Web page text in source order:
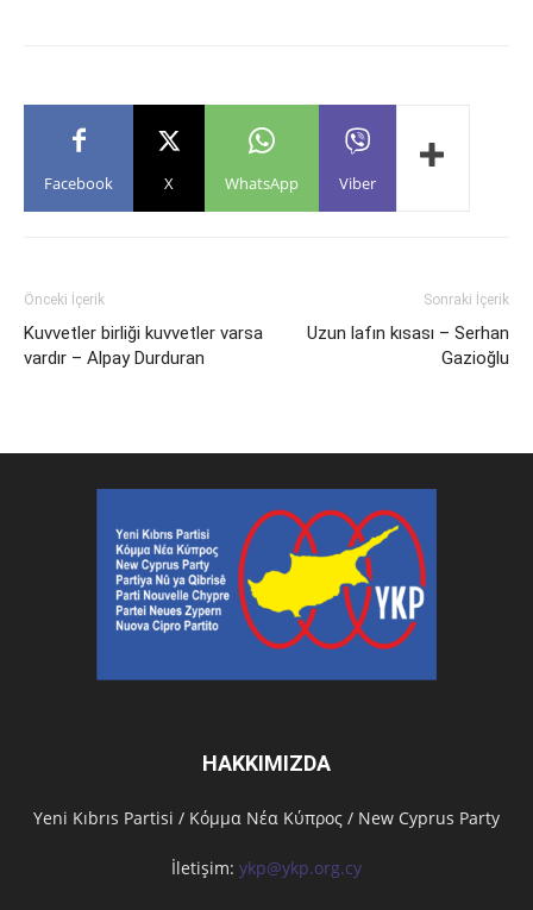
Facebook X WhatsApp Viber
Önceki İçerik
Kuvvetler birliği kuvvetler varsa
vardır – Alpay Durduran
Sonraki İçerik
Uzun lafın kısası – Serhan
Gazioğlu
HAKKIMIZDA
Υeni Kıbrıs Partisi / Κόμμα Νέα Κύπρος / New Cyprus Party
İletişim: ykp@ykp.org.cy